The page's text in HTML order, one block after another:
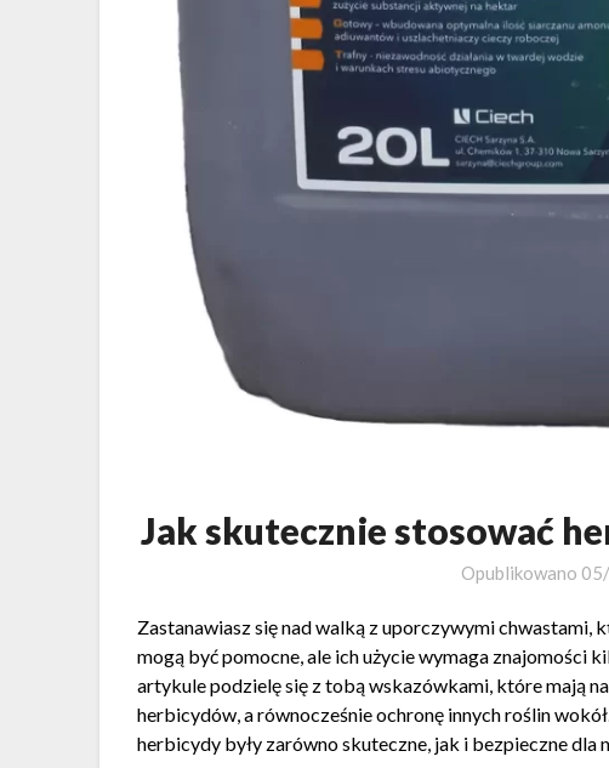
Jak skutecznie stosować
Opublikowano
Zastanawiasz się nad walką z uporczywymi
mogą być pomocne, ale ich użycie wymaga znajomości
artykule podzielę się z tobą wskazówkami, które mają
herbicydów, a równocześnie ochronę innych roślin
herbicydy były zarówno skuteczne, jak i bezpieczne dla